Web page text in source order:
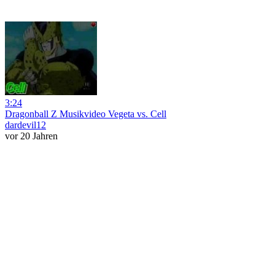
3:24
Dragonball Z Musikvideo Vegeta vs. Cell
dardevil12
vor 20 Jahren